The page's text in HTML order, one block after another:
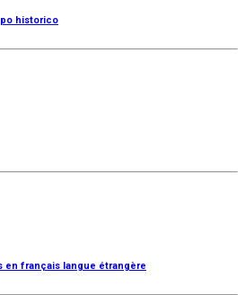
historico
en français langue étrangère